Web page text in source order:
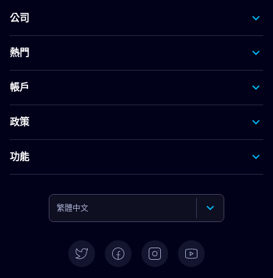
公司
熱門
帳戶
政策
功能
繁體中文
Deutsch